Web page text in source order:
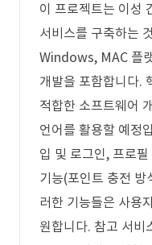
이 프로젝트는 이성
서비스를 구축하는
Windows, MAC 플
개발을 포함합니다.
적합한 소프트웨어
언어를 활용할 예정
입 및 로그인, 프로
기능(포인트 충전 방
러한 기능들은 사용
원합니다. 참고 서비